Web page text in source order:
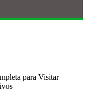
para Visitar